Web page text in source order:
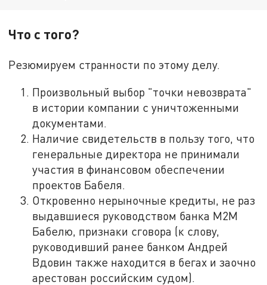
Что с того?
Резюмируем странности по этому делу.
Произвольный выбор "точки невозврата"
в истории компании с уничтоженными
документами.
Наличие свидетельств в пользу того, что
генеральные директора не принимали
участия в финансовом обеспечении
проектов Бабеля.
Откровенно нерыночные кредиты, не раз
выдавшиеся руководством банка М2М
Бабелю, признаки сговора (к слову,
руководивший ранее банком Андрей
Вдовин также находится в бегах и заочно
арестован российским судом).